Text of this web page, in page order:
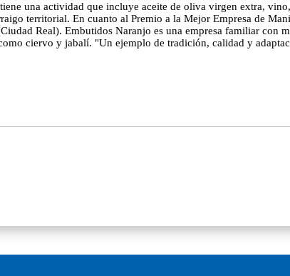
una actividad que incluye aceite de oliva virgen extra,
territorial. En cuanto al Premio a la Mejor Empresa de
Real). Embutidos Naranjo es una empresa familiar con
ciervo y jabalí. "Un ejemplo de tradición, calidad y